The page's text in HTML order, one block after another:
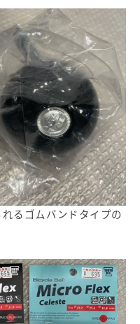
るゴムバンドタイプの